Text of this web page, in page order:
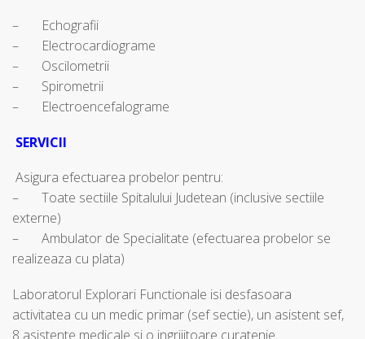
– Echografii
– Electrocardiograme
– Oscilometrii
– Spirometrii
– Electroencefalograme
SERVICII
Asigura efectuarea probelor pentru:
– Toate sectiile Spitalului Judetean (inclusive sectiile
externe)
– Ambulator de Specialitate (efectuarea probelor se
realizeaza cu plata)
Laboratorul Explorari Functionale isi desfasoara
activitatea cu un medic primar (sef sectie), un asistent sef,
8 asistente medicale si o ingrijitoare curatenie.